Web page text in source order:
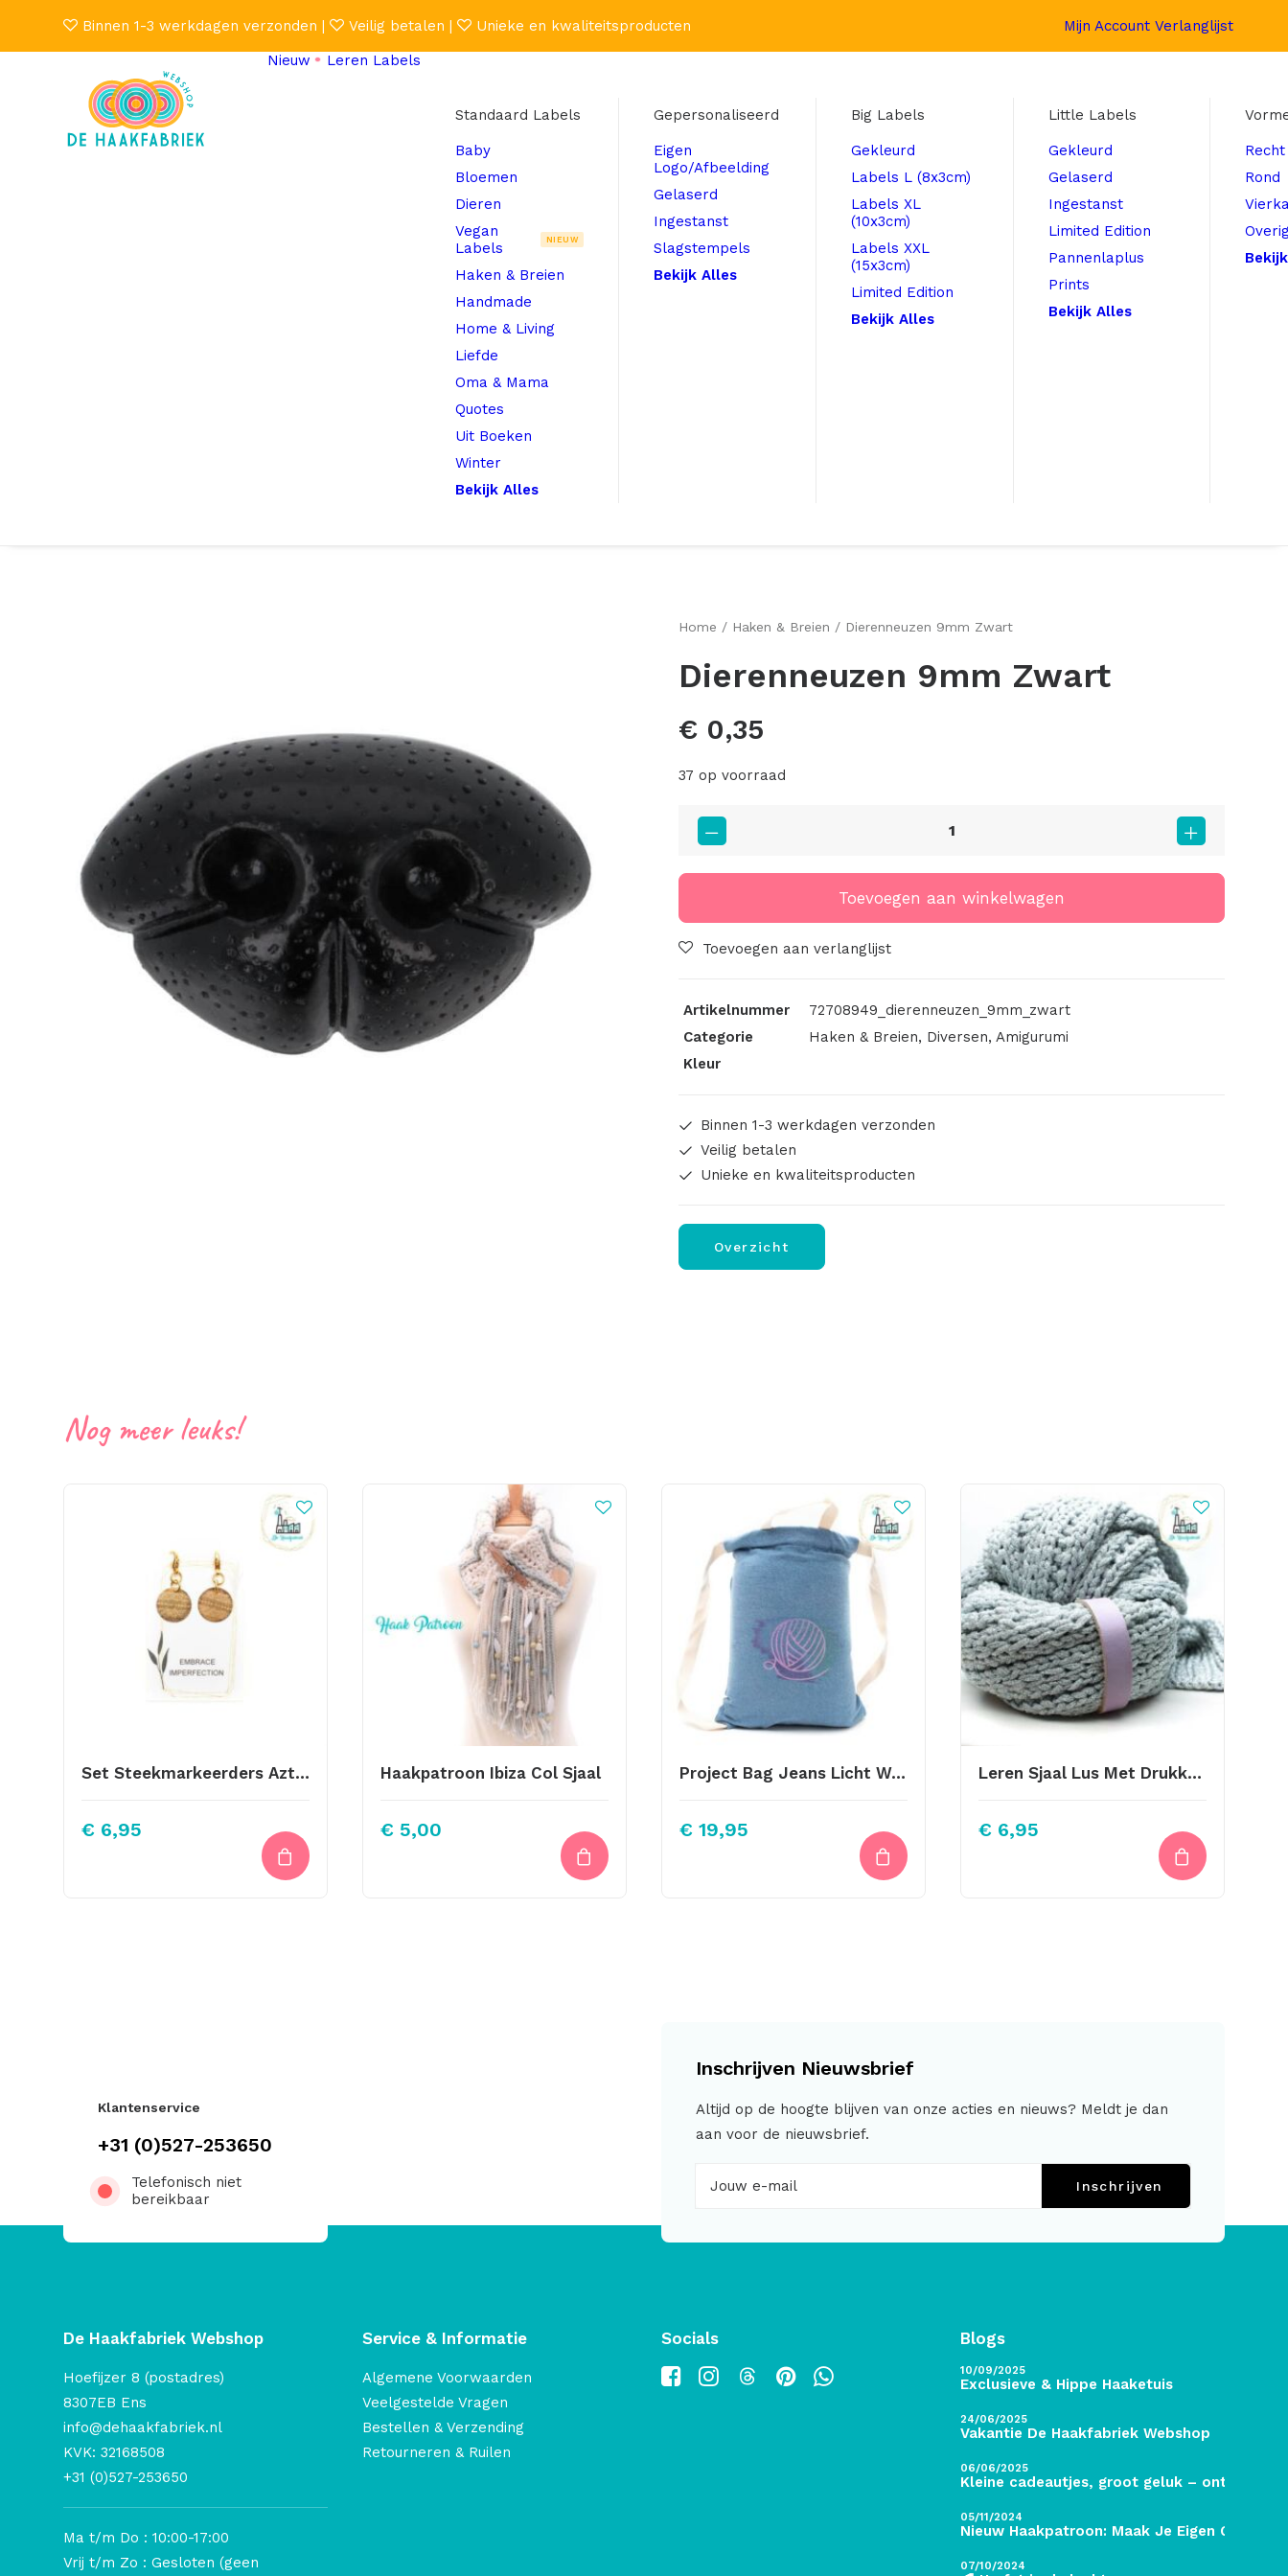
Binnen 1-3 werkdagen verzonden | Veilig betalen | Unieke en kwaliteitsproducten Mijn Account Verlanglijst
Nieuw
Leren Labels
Standaard Labels
Baby
Bloemen
Dieren
Vegan
Labels
NIEUW
Haken & Breien
Handmade
Home & Living
Liefde
Oma & Mama
Quotes
Uit Boeken
Winter
Bekijk Alles
Gepersonaliseerd
Eigen
Logo/Afbeelding
Gelaserd
Ingestanst
Slagstempels
Bekijk Alles
Big Labels
Gekleurd
Labels L (8x3cm)
Labels XL
(10x3cm)
Labels XXL
(15x3cm)
Limited Edition
Bekijk Alles
Little Labels
Gekleurd
Gelaserd
Ingestanst
Limited Edition
Pannenlaplus
Prints
Bekijk Alles
Recht
Rond
Home Haken & Breien Dierenneuzen 9mm Zwart
Dierenneuzen 9mm Zwart
€ 0,35
37 op voorraad
Dierenneuzen
9mm
Toevoegen aan winkelwagen
Toevoegen aan verlanglijst
Artikelnummer
72708949_dierenneuzen_9mm_zwart
Categorie
Haken & Breien, Diversen, Amigurumi
Kleur
Binnen 1-3 werkdagen verzonden
Veilig betalen
Unieke en kwaliteitsproducten
Overzicht
Nog meer leuks!
Set Steekmarkeerders Aztec Brown
€ 6,95
Haakpatroon Ibiza Col Sjaal
€ 5,00
Project Bag Jeans Licht Wol Bol
€ 19,95
Leren Sjaal Lus Met Drukknoop 21cm Lila
€ 6,95
Klantenservice
+31 (0)527-253650
Telefonisch niet
bereikbaar
Inschrijven Nieuwsbrief
Altijd op de hoogte blijven van onze acties en nieuws? Meldt je dan
aan voor de nieuwsbrief.
Inschrijven
De Haakfabriek Webshop
Hoefijzer 8 (postadres)
8307EB Ens
info@dehaakfabriek.nl
KVK: 32168508
+31 (0)527-253650
Ma t/m Do : 10:00-17:00
Vrij t/m Zo : Gesloten (geen
Service & Informatie
Algemene Voorwaarden
Veelgestelde Vragen
Bestellen & Verzending
Retourneren & Ruilen
Socials Blogs
10/09/2025
Exclusieve & Hippe Haaketuis
24/06/2025
Vakantie De Haakfabriek Webshop
06/06/2025
Kleine cadeautjes, groot geluk – ontdek de
05/11/2024
Nieuw Haakpatroon: Maak Je Eigen Gave
07/10/2024